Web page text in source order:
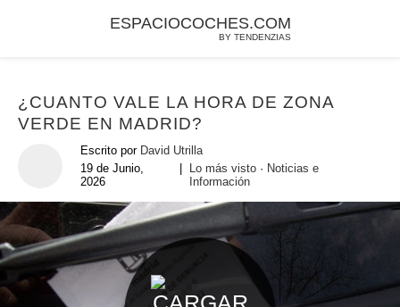
ESPACIOCOCHES.COM
BY TENDENZIAS
¿CUANTO VALE LA HORA DE ZONA
VERDE EN MADRID?
Escrito por David Utrilla
19 de Junio,
2026
Lo más visto· Noticias e
Información